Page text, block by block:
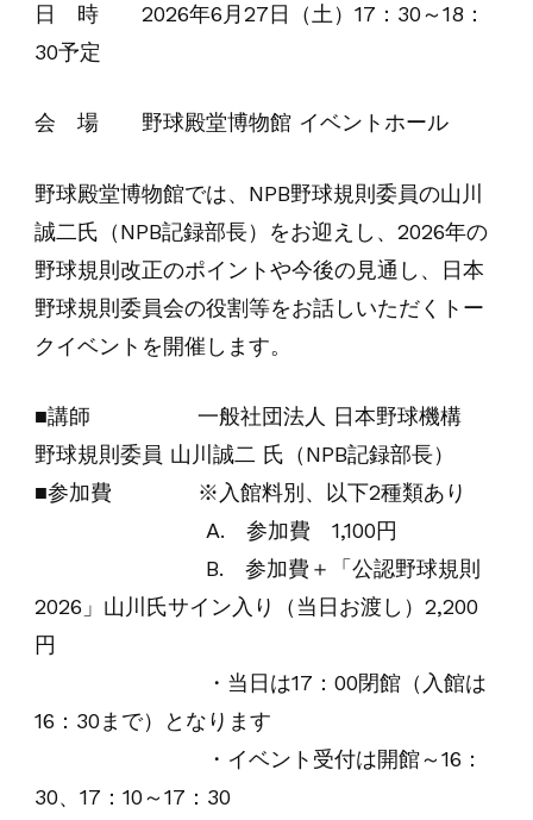
日 時 2026年6月27日（土）17：30～18：
30予定
会 場 野球殿堂博物館 イベントホール
野球殿堂博物館では、NPB野球規則委員の山川
誠二氏（NPB記録部長）をお迎えし、2026年の
野球規則改正のポイントや今後の見通し、日本
野球規則委員会の役割等をお話しいただくトー
クイベントを開催します。
■講師 一般社団法人 日本野球機構
野球規則委員 山川誠二 氏（NPB記録部長）
■参加費 ※入館料別、以下2種類あり
A. 参加費 1,100円
B. 参加費＋「公認野球規則
2026」山川氏サイン入り（当日お渡し）2,200
円
・当日は17：00閉館（入館は
16：30まで）となります
・イベント受付は開館～16：
30、17：10～17：30